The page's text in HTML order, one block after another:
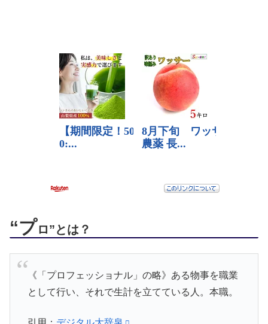
“プロ”とは？
《「プロフェッショナル」の略》ある物事を職業
として行い、それで生計を立てている人。本職。